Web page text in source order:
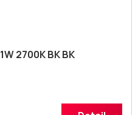
2700K BK BK